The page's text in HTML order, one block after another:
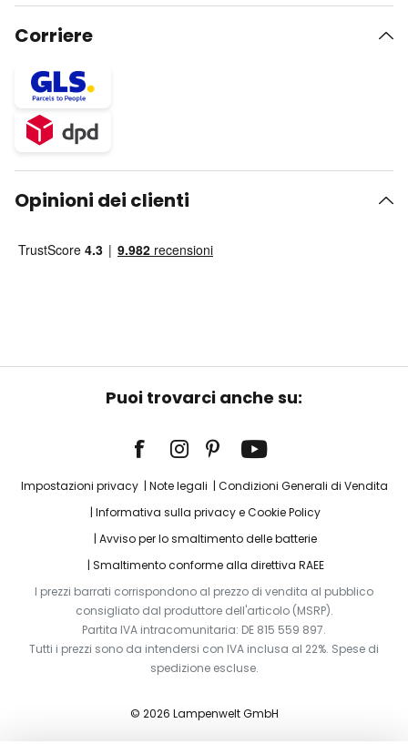
Corriere
Opinioni dei clienti
Puoi trovarci anche su:
Impostazioni privacy Note legali
Condizioni Generali di Vendita
Informativa sulla privacy e Cookie Policy
Avviso per lo smaltimento delle batterie
Smaltimento conforme alla direttiva RAEE
I prezzi barrati corrispondono al prezzo di vendita al pubblico
consigliato dal produttore dell'articolo (MSRP).
Partita IVA intracomunitaria: DE 815 559 897.
Tutti i prezzi sono da intendersi con IVA inclusa al 22%. Spese di
spedizione escluse.
© 2026 Lampenwelt GmbH